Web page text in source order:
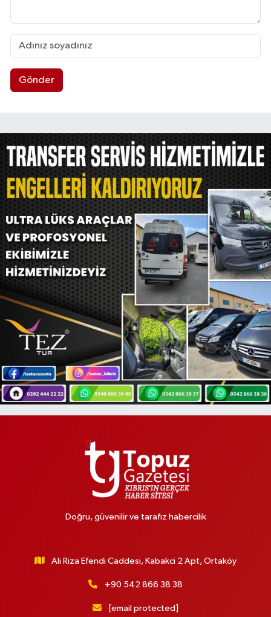
Gönder
Doğru, güvenilir ve tarafız habercilik
Ali Riza Efendi Caddesi, Kabakci 2 Apt, Ortaköy
+90 542 866 38 38
[email protected]